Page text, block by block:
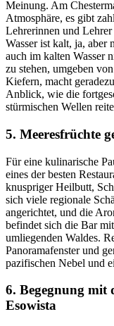
Meinung. Am
Atmosphäre, es gibt
Lehrerinnen und
Wasser ist kalt, ja, aber
auch im kalten Wasser
zu stehen, umgeben
Kiefern, macht
Anblick, wie die
stürmischen Wellen
5. Meeresfrüchte
Für eine kulinarische
eines der besten
knuspriger Heilbutt,
sich viele regionale
angerichtet, und die
befindet sich die Bar
umliegenden Waldes.
Panoramafenster und
pazifischen Nebel und
6. Begegnung mit
Esowista